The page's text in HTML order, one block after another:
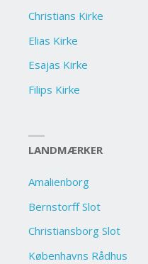
Christians Kirke
Elias Kirke
Esajas Kirke
Filips Kirke
LANDMÆRKER
Amalienborg
Bernstorff Slot
Christiansborg Slot
Københavns Rådhus